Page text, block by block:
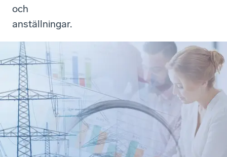
och
anställningar.